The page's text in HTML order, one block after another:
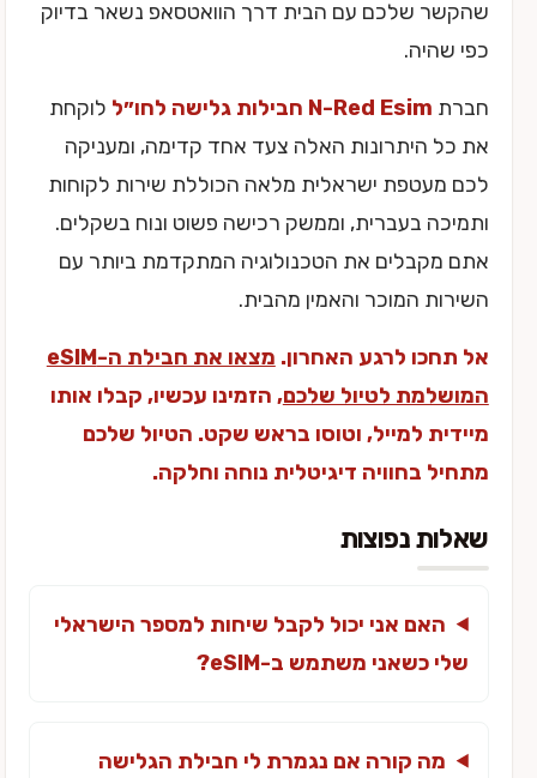
שהקשר שלכם עם הבית דרך הוואטסאפ נשאר בדיוק
כפי שהיה.
חברת N-Red Esim חבילות גלישה לחו״ל
לוקחת
את כל היתרונות האלה צעד אחד קדימה, ומעניקה
לכם מעטפת ישראלית מלאה הכוללת שירות לקוחות
ותמיכה בעברית, וממשק רכישה פשוט ונוח בשקלים.
אתם מקבלים את הטכנולוגיה המתקדמת ביותר עם
השירות המוכר והאמין מהבית.
אל תחכו לרגע האחרון.
מצאו את חבילת ה-eSIM
המושלמת לטיול שלכם, הזמינו עכשיו, קבלו אותו
מיידית למייל, וטוסו בראש שקט. הטיול שלכם
מתחיל בחוויה דיגיטלית נוחה וחלקה.
שאלות נפוצות
האם אני יכול לקבל שיחות למספר הישראלי
שלי כשאני משתמש ב-eSIM?
מה קורה אם נגמרת לי חבילת הגלישה